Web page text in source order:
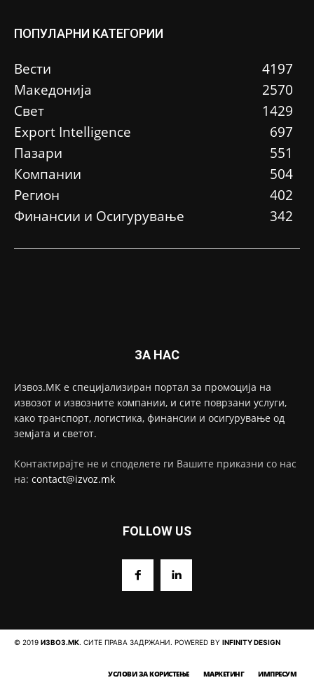
ПОПУЛАРНИ КАТЕГОРИИ
Вести
4197
Македонија
2570
Свет
1429
Еxport Intelligence
697
Пазари
551
Компании
504
Регион
402
Финансии и Осигурување
342
ЗА НАС
Извоз.МК е специјализиран портал за промоција на
извозот и извозните компании, и сите поврзани услуги,
како транспорт, логистика, финансии и осигурување од
земјата и светот.
Контактирајте не и споделете ги Вашите приказни со нас
на: contact@izvoz.mk
FOLLOW US
© 2019 ИЗВОЗ.МК. СИТЕ ПРАВА ЗАДРЖАНИ. POWERED BY INFINITY DESIGN
УСЛОВИ ЗА КОРИСТЕЊЕ МАРКЕТИНГ ИМПРЕСУМ